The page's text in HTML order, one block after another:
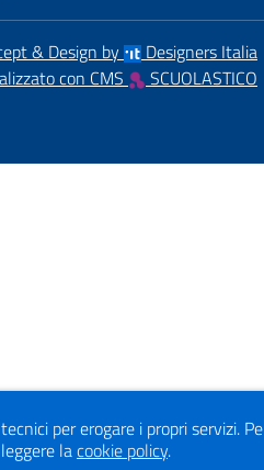
& Design by
Designers Italia
con CMS
SCUOLASTICO
per erogare i propri servizi.
lacookie policy.